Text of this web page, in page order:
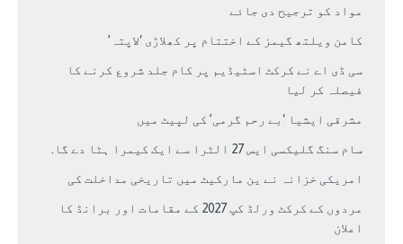
مواد کو ترجیح دی جائے
کامن ویلتھ گیمز کے اختتام پر کھلاڑی ‘لاپتہ’
سی ڈی اے نے کرکٹ اسٹیڈیم پر کام جلد شروع کرنے کا
فیصلہ کر لیا
مشرقی ایشیا ‘بے رحم گرمی’ کی لپیٹ میں
سام سنگ گلیکسی ایس 27 الٹرا سے ایک کیمرا ہٹا دے گا.
امریکی خزانہ نے ین مارکیٹ میں تاریخی مداخلت کی
مردوں کے کرکٹ ورلڈ کپ 2027 کے مقامات اور برانڈ کا
اعلان